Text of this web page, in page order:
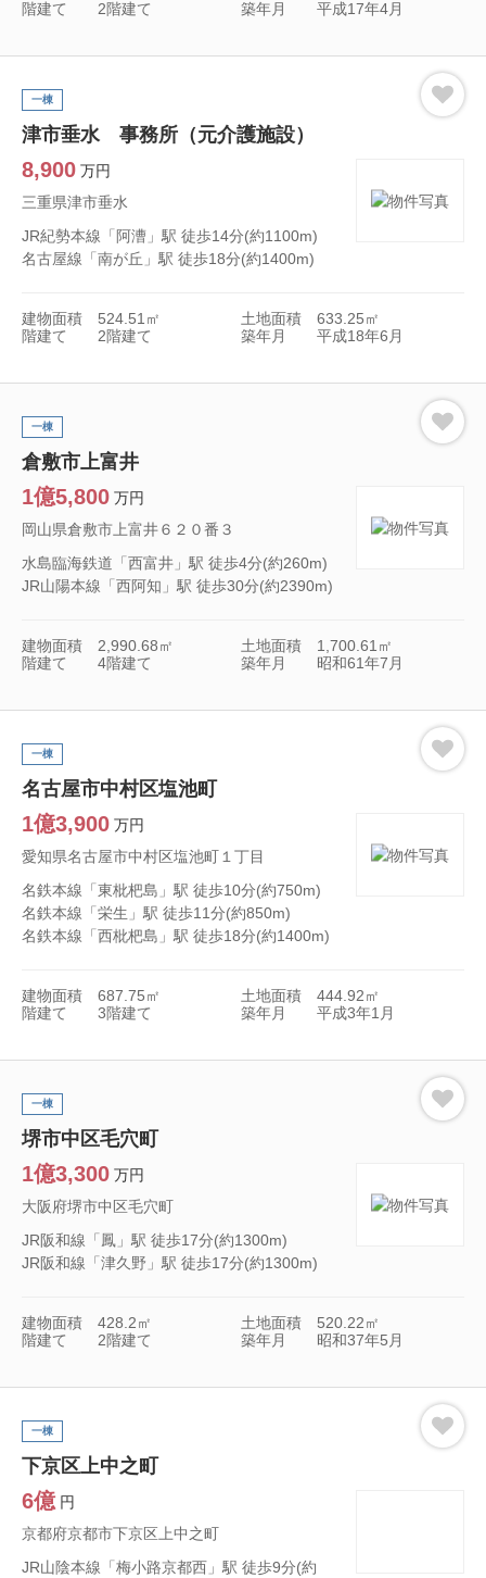
階建て 2階建て 築年月 平成17年4月
津市垂水 事務所（元介護施設）
一棟
8,900 万円
三重県津市垂水
JR紀勢本線「阿漕」駅 徒歩14分(約1100m)
名古屋線「南が丘」駅 徒歩18分(約1400m)
建物面積 524.51㎡ 土地面積
633.25㎡
階建て
2階建て 築年月 平成18年6月
倉敷市上富井
一棟
1億5,800 万円
岡山県倉敷市上富井６２０番３
水島臨海鉄道「西富井」駅 徒歩4分(約260m)
JR山陽本線「西阿知」駅 徒歩30分(約2390m)
建物面積 2,990.68㎡ 土地面積
1,700.61㎡
階建て
4階建て 築年月 昭和61年7月
名古屋市中村区塩池町
一棟
1億3,900 万円
愛知県名古屋市中村区塩池町１丁目
名鉄本線「東枇杷島」駅 徒歩10分(約750m)
名鉄本線「栄生」駅 徒歩11分(約850m)
名鉄本線「西枇杷島」駅 徒歩18分(約1400m)
建物面積 687.75㎡ 土地面積
444.92㎡
階建て
3階建て 築年月 平成3年1月
堺市中区毛穴町
一棟
1億3,300 万円
大阪府堺市中区毛穴町
JR阪和線「鳳」駅 徒歩17分(約1300m)
JR阪和線「津久野」駅 徒歩17分(約1300m)
建物面積 428.2㎡ 土地面積
520.22㎡
階建て
2階建て 築年月 昭和37年5月
下京区上中之町
一棟
6億 円
京都府京都市下京区上中之町
JR山陰本線「梅小路京都西」駅 徒歩9分(約